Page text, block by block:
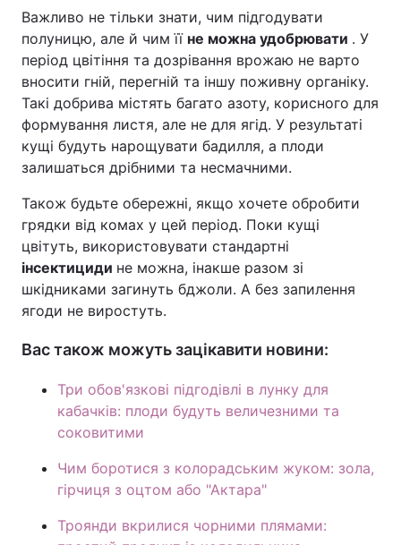
Важливо не тільки знати, чим підгодувати
полуницю, але й чим її не можна удобрювати . У
період цвітіння та дозрівання врожаю не варто
вносити гній, перегній та іншу поживну органіку.
Такі добрива містять багато азоту, корисного для
формування листя, але не для ягід. У результаті
кущі будуть нарощувати бадилля, а плоди
залишаться дрібними та несмачними.
Також будьте обережні, якщо хочете обробити
грядки від комах у цей період. Поки кущі
цвітуть, використовувати стандартні
інсектициди не можна, інакше разом зі
шкідниками загинуть бджоли. А без запилення
ягоди не виростуть.
Вас також можуть зацікавити новини:
Три обов'язкові підгодівлі в лунку для
кабачків: плоди будуть величезними та
соковитими
Чим боротися з колорадським жуком: зола,
гірчиця з оцтом або "Актара"
Троянди вкрилися чорними плямами: